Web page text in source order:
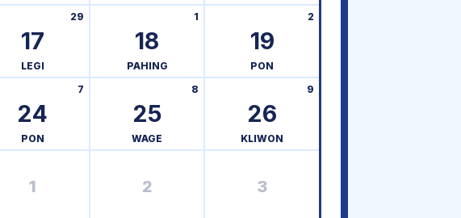
17
29
LEGI
18
1
PAHING
19
2
PON
24
7
PON
25
8
WAGE
26
9
KLIWON
1 2 3